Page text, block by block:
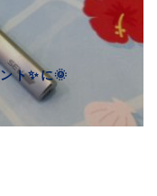
ト✨に🌞